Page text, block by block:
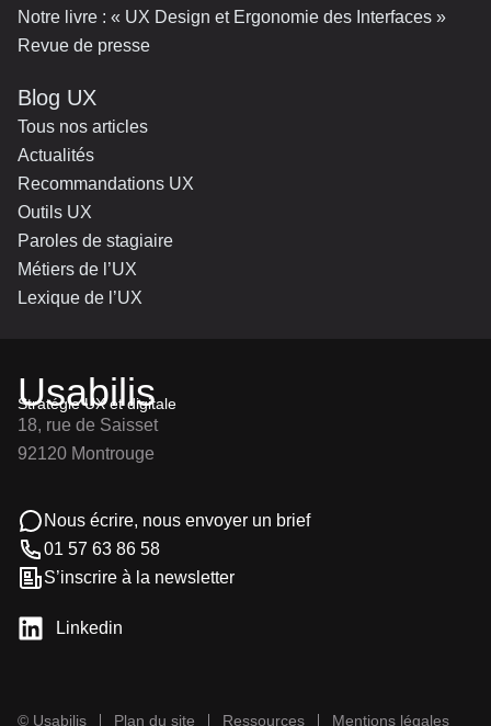
Notre livre : « UX Design et Ergonomie des Interfaces »
Revue de presse
Blog UX
Tous nos articles
Actualités
Recommandations UX
Outils UX
Paroles de stagiaire
Métiers de l’UX
Lexique de l’UX
Usabilis
Stratégie UX et digitale
18, rue de Saisset
92120 Montrouge
Nous écrire, nous envoyer un brief
01 57 63 86 58
S’inscrire à la newsletter
Linkedin
© Usabilis Plan du site Ressources Mentions légales